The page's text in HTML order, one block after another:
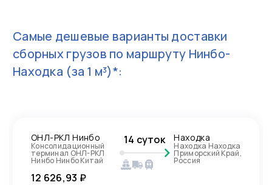
Самые дешевые варианты доставки
сборных грузов по маршруту Нинбо-
Находка (за 1 м³)*:
ОНЛ-РКЛ Нинбо
Консолидационный
терминал ОНЛ-РКЛ
Нинбо Нинбо Китай
14 суток Находка
Находка Находка
Приморский Край,
Россия
12 626,93 ₽